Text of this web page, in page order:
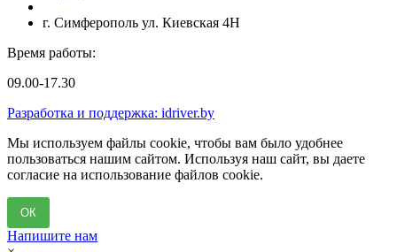
г. Симферополь ул. Киевская 4Н
Время работы:
09.00-17.30
Разработка и поддержка: idriver.by
Мы используем файлы cookie, чтобы вам было удобнее
пользоваться нашим сайтом. Используя наш сайт, вы даете
согласие на использование файлов cookie.
ОК
Напишите нам